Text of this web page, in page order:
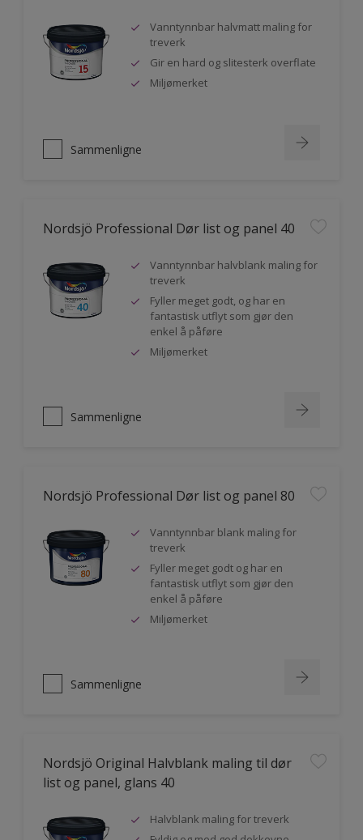
Vanntynnbar halvmatt maling for
treverk
Gir en hard og slitesterk overflate
Miljømerket
Sammenligne
Nordsjö Professional Dør list og panel 40
Vanntynnbar halvblank maling for
treverk
Fyller meget godt, og har en
fantastisk utflyt som gjør den
enkel å påføre
Miljømerket
Sammenligne
Nordsjö Professional Dør list og panel 80
Vanntynnbar blank maling for
treverk
Fyller meget godt og har en
fantastisk utflyt som gjør den
enkel å påføre
Miljømerket
Sammenligne
Nordsjö Original Halvblank maling til dør
list og panel, glans 40
Halvblank maling for treverk